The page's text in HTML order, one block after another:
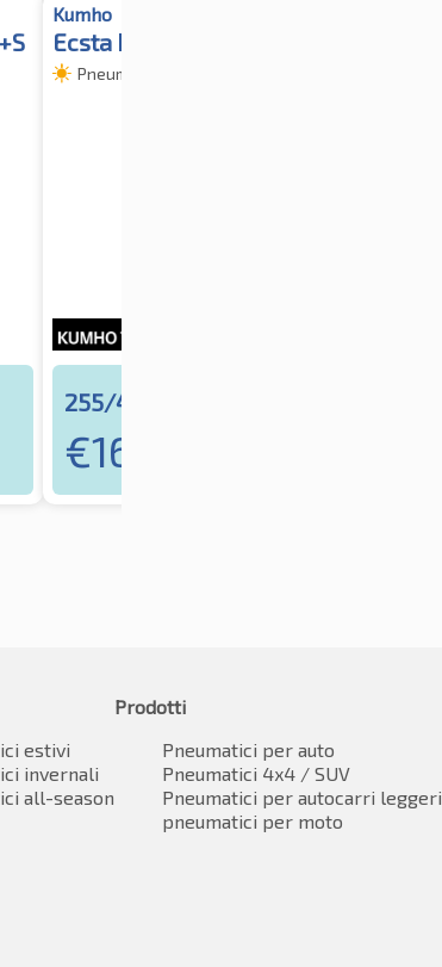
Kumho
Ecsta PS71
Pneumatici estivi
255/45R20 101V
€168.58
estivi
invernali
all-season
Prodotti
Pneumatici per auto
Pneumatici 4x4 / SUV
Pneumatici per autocarri leggeri
pneumatici per moto